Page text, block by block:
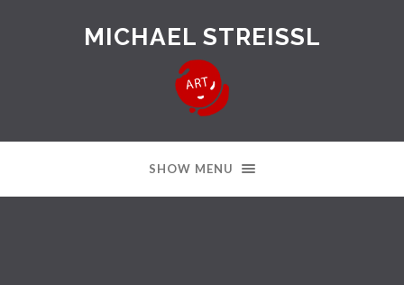
MICHAEL STREISSL
SHOW MENU